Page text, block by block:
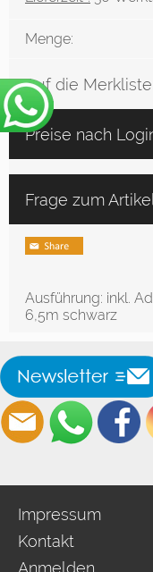
Menge:
Auf die Merkliste
Preise nach
Frage zum Artikel
Ausführung: inkl.
6,5m schwarz
Impressum
Kontakt
Anmelden